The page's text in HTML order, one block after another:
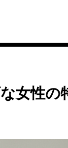
女性の